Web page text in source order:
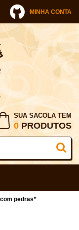
MINHA CONTA
SUA SACOLA TEM
0 PRODUTOS
pedras”